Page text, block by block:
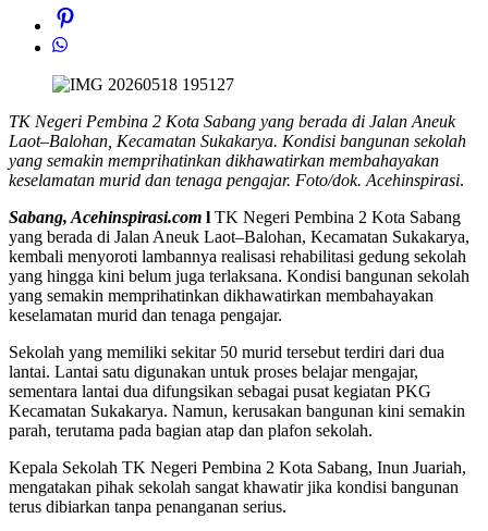
TK Negeri Pembina 2 Kota Sabang yang berada di Jalan Aneuk
Laot–Balohan, Kecamatan Sukakarya. Kondisi bangunan sekolah
yang semakin memprihatinkan dikhawatirkan membahayakan
keselamatan murid dan tenaga pengajar. Foto/dok. Acehinspirasi.
Sabang, Acehinspirasi.com l TK Negeri Pembina 2 Kota Sabang
yang berada di Jalan Aneuk Laot–Balohan, Kecamatan Sukakarya,
kembali menyoroti lambannya realisasi rehabilitasi gedung sekolah
yang hingga kini belum juga terlaksana. Kondisi bangunan sekolah
yang semakin memprihatinkan dikhawatirkan membahayakan
keselamatan murid dan tenaga pengajar.
Sekolah yang memiliki sekitar 50 murid tersebut terdiri dari dua
lantai. Lantai satu digunakan untuk proses belajar mengajar,
sementara lantai dua difungsikan sebagai pusat kegiatan PKG
Kecamatan Sukakarya. Namun, kerusakan bangunan kini semakin
parah, terutama pada bagian atap dan plafon sekolah.
Kepala Sekolah TK Negeri Pembina 2 Kota Sabang, Inun Juariah,
mengatakan pihak sekolah sangat khawatir jika kondisi bangunan
terus dibiarkan tanpa penanganan serius.